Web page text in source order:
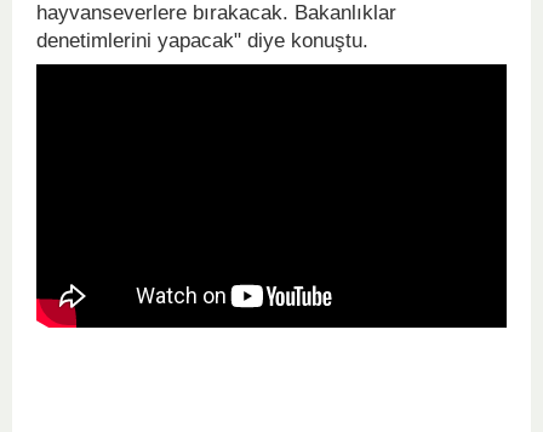
hayvanseverlere bırakacak. Bakanlıklar
denetimlerini yapacak" diye konuştu.